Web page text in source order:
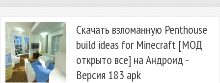
Скачать взломанную Penthouse
build ideas for Minecraft [МОД
открыто все] на Андроид -
Версия 183 apk